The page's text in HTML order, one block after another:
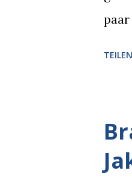
TEILEN